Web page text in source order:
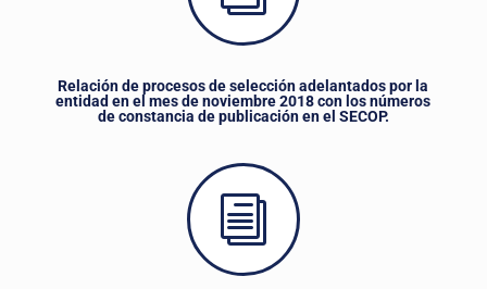
Relación de procesos de selección adelantados por la
entidad en el mes de noviembre 2018 con los números
de constancia de publicación en el SECOP.
i